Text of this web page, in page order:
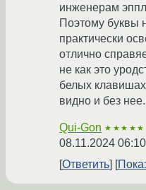
инженерам
Поэтому буквы
практически
отлично
не как это
белых клавишах
видно и без нее.
Qui-Gon ★★★★★
08.11.2024
Ответить